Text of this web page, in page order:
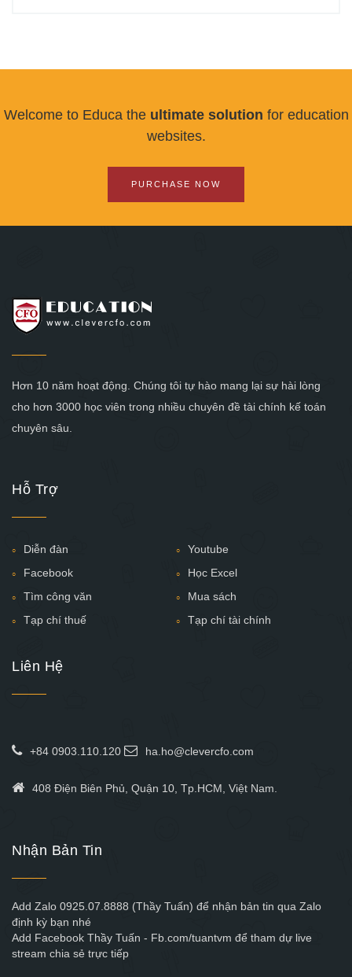
Welcome to Educa the ultimate solution for education
websites.
PURCHASE NOW
Hơn 10 năm hoạt động. Chúng tôi tự hào mang lại sự hài lòng
cho hơn 3000 học viên trong nhiều chuyên đề tài chính kế toán
chuyên sâu.
Hỗ Trợ
Diễn đàn
Youtube
Facebook
Học Excel
Tìm công văn
Mua sách
Tạp chí thuế
Tạp chí tài chính
Liên Hệ
+84 0903.110.120 ha.ho@clevercfo.com
408 Điện Biên Phủ, Quận 10, Tp.HCM, Việt Nam.
Nhận Bản Tin
Add Zalo 0925.07.8888 (Thầy Tuấn) để nhận bản tin qua Zalo
định kỳ bạn nhé
Add Facebook Thầy Tuấn - Fb.com/tuantvm để tham dự live
stream chia sẻ trực tiếp